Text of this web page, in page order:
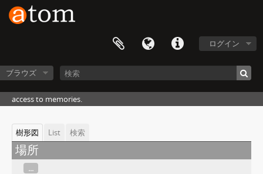
ログイン
ブラウズ
access to memories.
樹形図 List 検索
場所
...